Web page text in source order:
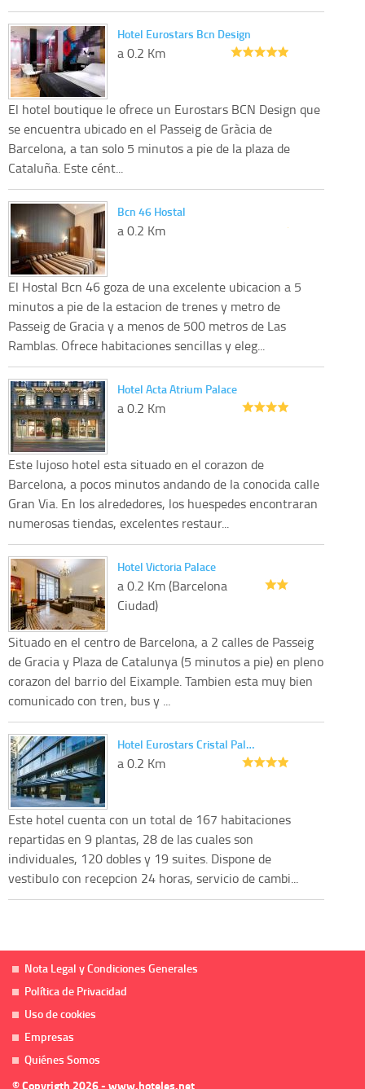
Hotel Eurostars Bcn Design
a 0.2 Km
El hotel boutique le ofrece un Eurostars BCN Design que
se encuentra ubicado en el Passeig de Gràcia de
Barcelona, a tan solo 5 minutos a pie de la plaza de
Cataluña. Este cént...
Bcn 46 Hostal
a 0.2 Km
El Hostal Bcn 46 goza de una excelente ubicacion a 5
minutos a pie de la estacion de trenes y metro de
Passeig de Gracia y a menos de 500 metros de Las
Ramblas. Ofrece habitaciones sencillas y eleg...
Hotel Acta Atrium Palace
a 0.2 Km
Este lujoso hotel esta situado en el corazon de
Barcelona, a pocos minutos andando de la conocida calle
Gran Via. En los alrededores, los huespedes encontraran
numerosas tiendas, excelentes restaur...
Hotel Victoria Palace
a 0.2 Km (Barcelona
Ciudad)
Situado en el centro de Barcelona, a 2 calles de Passeig
de Gracia y Plaza de Catalunya (5 minutos a pie) en pleno
corazon del barrio del Eixample. Tambien esta muy bien
comunicado con tren, bus y ...
Hotel Eurostars Cristal Pal…
a 0.2 Km
Este hotel cuenta con un total de 167 habitaciones
repartidas en 9 plantas, 28 de las cuales son
individuales, 120 dobles y 19 suites. Dispone de
vestibulo con recepcion 24 horas, servicio de cambi...
Nota Legal y Condiciones Generales
Política de Privacidad
Uso de cookies
Empresas
Quiénes Somos
© Copyrigth 2026 - www.hoteles.net